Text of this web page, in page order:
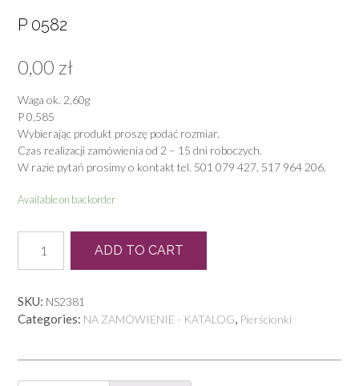
P 0582
0,00 zł
Waga ok. 2,60g
P 0,585
Wybierając produkt proszę podać rozmiar.
Czas realizacji zamówienia od 2 – 15 dni roboczych.
W razie pytań prosimy o kontakt tel. 501 079 427, 517 964 206.
Available on backorder
0582
quantity
ADD TO CART
SKU: NS2381
Categories: NA ZAMÓWIENIE - KATALOG, Pierścionki